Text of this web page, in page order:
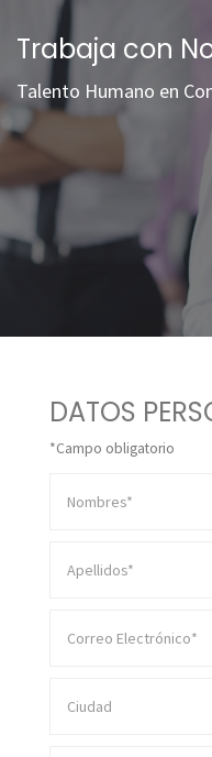
Trabaja con
Talento Humano en
DATOS
*Campo obligatorio